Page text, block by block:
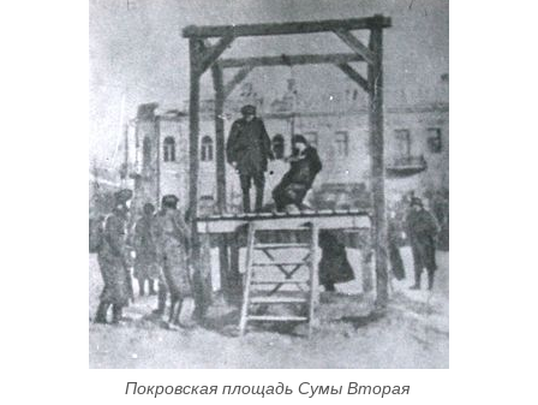
Покровская площадь Сумы Вторая